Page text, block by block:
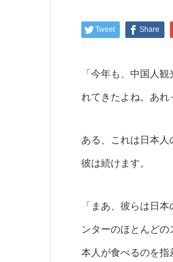
Tweet Share
「今年も、中国人
れてきたよね。あれ
ある、これは日本人
彼は続けます。
「まあ、彼らは日
ンターのほとんど
本人が食べるのを指